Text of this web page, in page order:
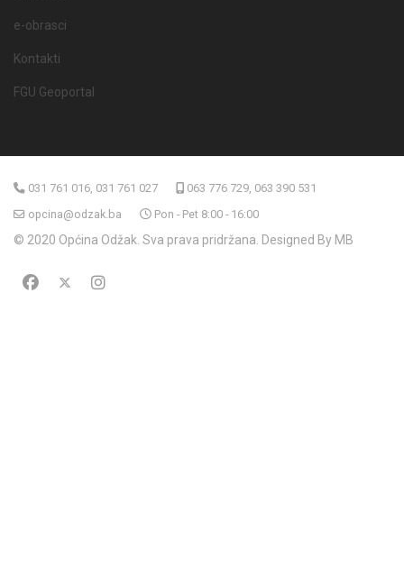
e-obrasci
Kontakti
FGU Geoportal
031 761 016, 031 761 027
063 776 729, 063 390 531
opcina@odzak.ba
Pon - Pet 8:00 - 16:00
© 2020 Općina Odžak. Sva prava pridržana. Designed By MB